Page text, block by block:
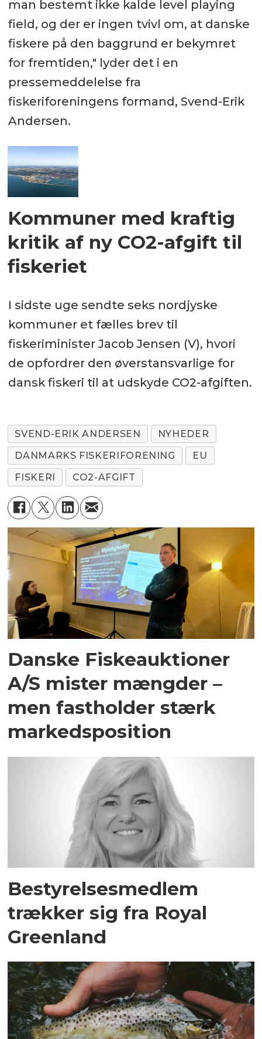
man bestemt ikke kalde level playing
field, og der er ingen tvivl om, at danske
fiskere på den baggrund er bekymret
for fremtiden," lyder det i en
pressemeddelelse fra
fiskeriforeningens formand, Svend-Erik
Andersen.
Kommuner med kraftig
kritik af ny CO2-afgift til
fiskeriet
I sidste uge sendte seks nordjyske
kommuner et fælles brev til
fiskeriminister Jacob Jensen (V), hvori
de opfordrer den øverstansvarlige for
dansk fiskeri til at udskyde CO2-afgiften.
SVEND-ERIK ANDERSEN
NYHEDER
DANMARKS FISKERIFORENING
EU
FISKERI
CO2-AFGIFT
Danske Fiskeauktioner
A/S mister mængder –
men fastholder stærk
markedsposition
Bestyrelsesmedlem
trækker sig fra Royal
Greenland